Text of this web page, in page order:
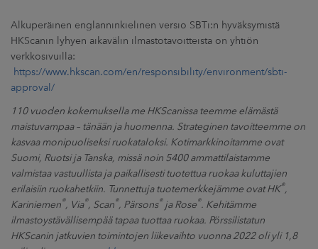
Alkuperäinen englanninkielinen versio SBTi:n hyväksymistä
HKScanin lyhyen aikavälin ilmastotavoitteista on yhtiön
verkkosivuilla:
https://www.hkscan.com/en/responsibility/environment/sbti-
approval/
110 vuoden kokemuksella me HKScanissa teemme elämästä
maistuvampaa – tänään ja huomenna. Strateginen tavoitteemme on
kasvaa monipuoliseksi ruokataloksi. Kotimarkkinoitamme ovat
Suomi, Ruotsi ja Tanska, missä noin 5400 ammattilaistamme
valmistaa vastuullista ja paikallisesti tuotettua ruokaa kuluttajien
erilaisiin ruokahetkiin. Tunnettuja tuotemerkkejämme ovat HK®,
Kariniemen®, Via®, Scan®, Pärsons®ja Rose®. Kehitämme
ilmastoystävällisempää tapaa tuottaa ruokaa. Pörssilistatun
HKScanin jatkuvien toimintojen liikevaihto vuonna 2022 oli yli 1,8